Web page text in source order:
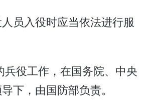
员入役时应当依法进行服
兵役工作，在国务院、中央
下，由国防部负责。